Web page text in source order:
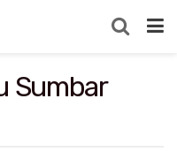
Sumbar